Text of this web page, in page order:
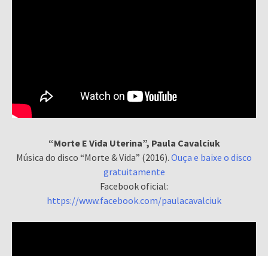
“Morte E Vida Uterina”, Paula Cavalciuk
Música do disco “Morte & Vida” (2016). Ouça e baixe o disco
gratuitamente
Facebook oficial:
https://www.facebook.com/paulacavalciuk